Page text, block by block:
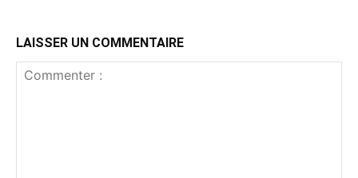
LAISSER UN COMMENTAIRE